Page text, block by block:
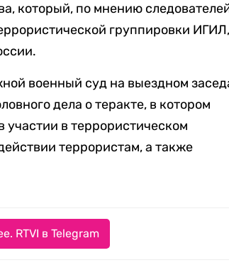
который, по мнению
группировки ИГИЛ,
военный суд на выездном
дела о теракте, в котором
участии в террористическом
террористам, а также
RTVI в Telegram